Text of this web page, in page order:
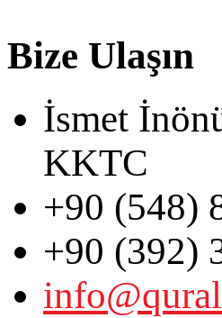
Bize Ulaşın
İsmet
KKTC
+90 (548)
+90 (392)